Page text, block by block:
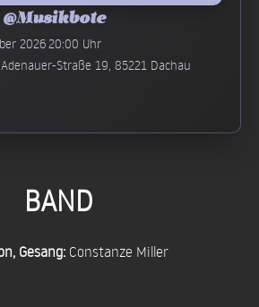
2026 20:00 Uhr
Straße 19, 85221 Dachau
BAND
Gesang: Constanze Miller